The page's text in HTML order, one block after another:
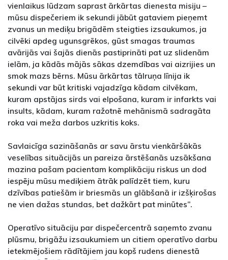
vienlaikus lūdzam saprast ārkārtas dienesta misiju –
mūsu dispečeriem ik sekundi jābūt gataviem pieņemt
zvanus un mediķu brigādēm steigties izsaukumos, ja
cilvēki apdeg ugunsgrēkos, gūst smagas traumas
avārijās vai šajās dienās pastiprināti pat uz slidenām
ielām, ja kādās mājās sākas dzemdības vai aizrijies un
smok mazs bērns. Mūsu ārkārtas tālruņa līnija ik
sekundi var būt kritiski vajadzīga kādam cilvēkam,
kuram apstājas sirds vai elpošana, kuram ir infarkts vai
insults, kādam, kuram ražotnē mehānismā sadragāta
roka vai meža darbos uzkritis koks.
Savlaicīga sazināšanās ar savu ārstu vienkāršākās
veselības situācijās un pareiza ārstēšanās uzsākšana
mazina pašam pacientam komplikāciju riskus un dod
iespēju mūsu mediķiem ātrāk palīdzēt tiem, kuru
dzīvības patiešām ir briesmās un glābšanā ir izšķirošas
ne vien dažas stundas, bet dažkārt pat minūtes”.
Operatīvo situāciju par dispečercentrā saņemto zvanu
plūsmu, brigāžu izsaukumiem un citiem operatīvo darbu
ietekmējošiem rādītājiem jau kopš rudens dienestā